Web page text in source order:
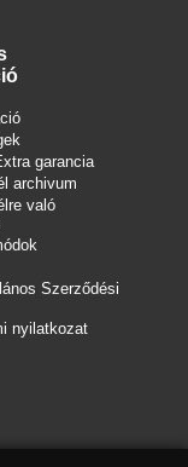
garancia
archivum
való
Szerződési
nyilatkozat